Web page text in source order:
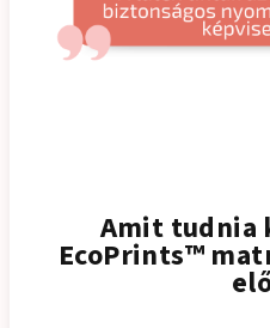
Amit tudnia
EcoPrints™